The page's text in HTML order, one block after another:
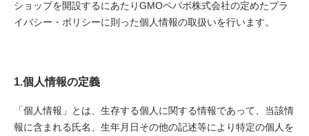
ショップを開設するにあたりGMOペパボ株式会社の定めたプラ
イバシー・ポリシーに則った個人情報の取扱いを行います。
1.個人情報の定義
「個人情報」とは、生存する個人に関する情報であって、当該情
報に含まれる氏名、生年月日その他の記述等により特定の個人を